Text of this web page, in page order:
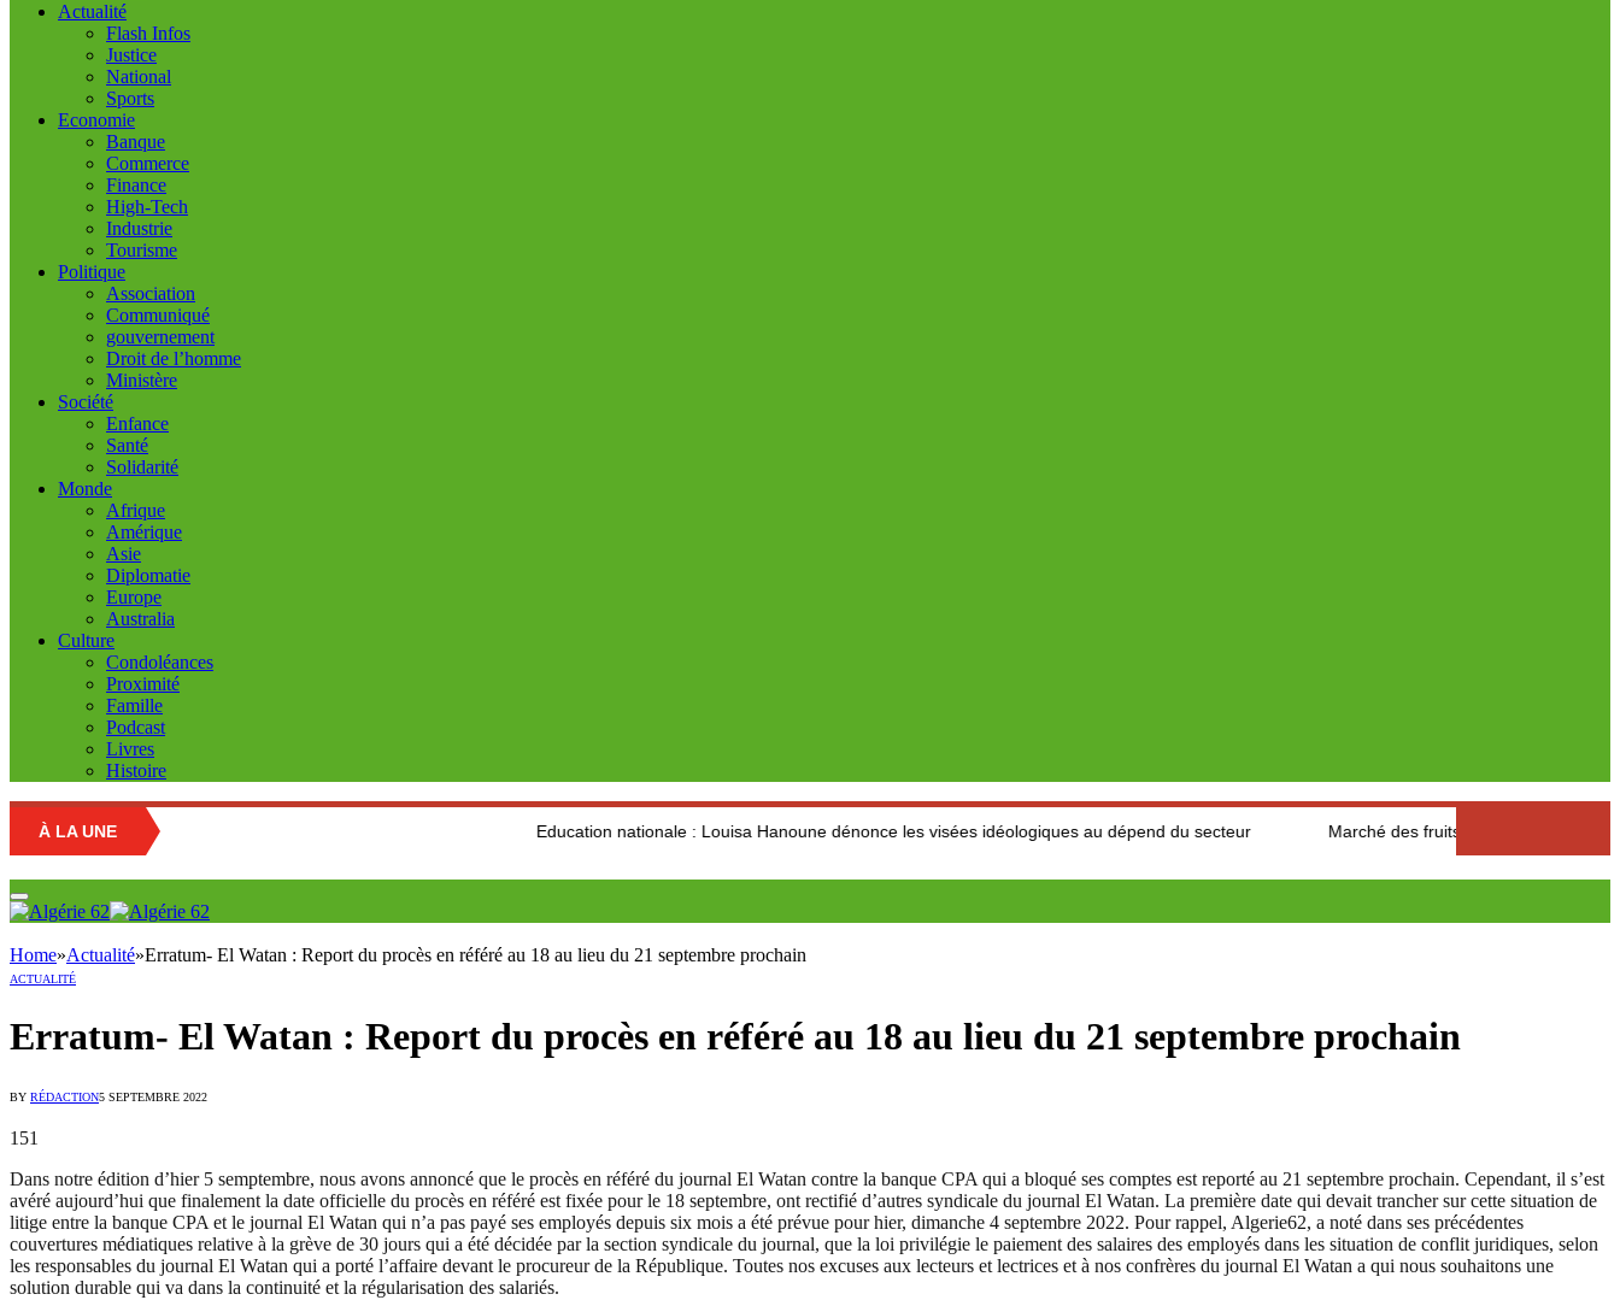
Actualité
Flash Infos
Justice
National
Sports
Economie
Banque
Commerce
Finance
High-Tech
Industrie
Tourisme
Politique
Association
Communiqué
gouvernement
Droit de l’homme
Ministère
Société
Enfance
Santé
Solidarité
Monde
Afrique
Amérique
Asie
Diplomatie
Europe
Australia
Culture
Condoléances
Proximité
Famille
Podcast
Livres
Histoire
À LA UNE Education nationale : Louisa Hanoune dénonce les visées idéologiques au dépend du secteur Marché des fruits est légumes : Les producteurs
Home»Actualité»Erratum- El Watan : Report du procès en référé au 18 au lieu du 21 septembre prochain
ACTUALITÉ
Erratum- El Watan : Report du procès en référé au 18 au lieu du 21 septembre prochain
BY RÉDACTION5 SEPTEMBRE 2022
151
Dans notre édition d’hier 5 semptembre, nous avons annoncé que le procès en référé du journal El Watan contre la banque CPA qui a bloqué ses comptes est reporté au 21 septembre prochain. Cependant, il s’est
avéré aujourd’hui que finalement la date officielle du procès en référé est fixée pour le 18 septembre, ont rectifié d’autres syndicale du journal El Watan. La première date qui devait trancher sur cette situation de
litige entre la banque CPA et le journal El Watan qui n’a pas payé ses employés depuis six mois a été prévue pour hier, dimanche 4 septembre 2022. Pour rappel, Algerie62, a noté dans ses précédentes
couvertures médiatiques relative à la grève de 30 jours qui a été décidée par la section syndicale du journal, que la loi privilégie le paiement des salaires des employés dans les situation de conflit juridiques, selon
les responsables du journal El Watan qui a porté l’affaire devant le procureur de la République. Toutes nos excuses aux lecteurs et lectrices et à nos confrères du journal El Watan a qui nous souhaitons une
solution durable qui va dans la continuité et la régularisation des salariés.